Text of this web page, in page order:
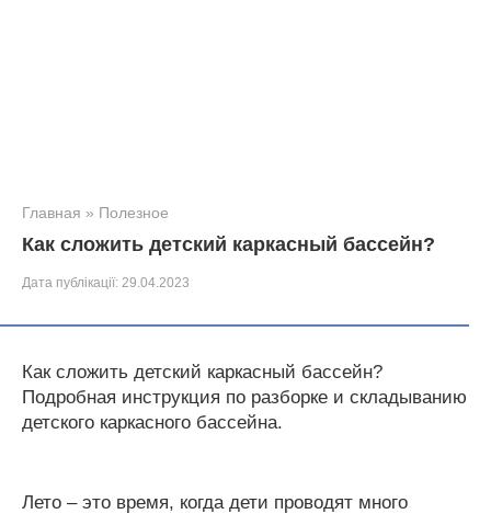
Главная » Полезное
Как сложить детский каркасный бассейн?
Дата публікації: 29.04.2023
Как сложить детский каркасный бассейн?
Подробная инструкция по разборке и складыванию
детского каркасного бассейна.
Лето – это время, когда дети проводят много